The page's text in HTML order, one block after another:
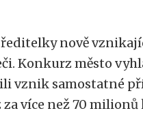
nově
Konkurz město
vznik samostatné
více než 70